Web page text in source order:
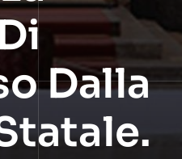
Dalla